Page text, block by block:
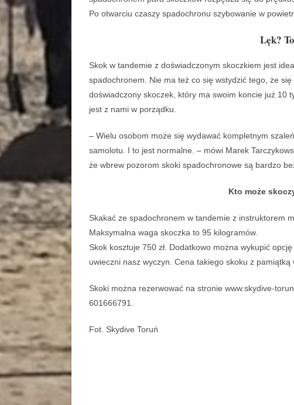
Po otwarciu czaszy spadochronu szybowanie w
Lęk?
Skok w tandemie z doświadczonym skoczkiem jest
spadochronem. Nie ma też co się wstydzić tego, że
doświadczony skoczek, który ma swoim koncie już 10
jest z nami w porządku.
– Wielu osobom może się wydawać kompletnym
samolotu. I to jest normalne. – mówi Marek
że wbrew pozorom skoki spadochronowe są bardzo
Kto może
Skakać ze spadochronem w tandemie z instruktorem
Maksymalna waga skoczka to 95 kilogramów.
Skok kosztuje 750 zł. Dodatkowo można wykupić
uwieczni nasz wyczyn. Cena takiego skoku z pamiątką
Skoki można rezerwować na stronie www.skydive-
601666791.
Fot. Skydive Toruń